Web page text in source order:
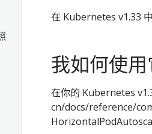
在 Kubernetes v1.33
我如何使
在你的 Kubernetes
cn/docs/reference/